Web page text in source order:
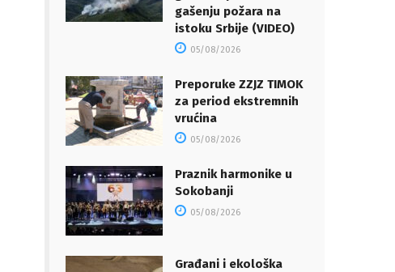
gašenju požara na
istoku Srbije (VIDEO)
05/08/2026
Preporuke ZZJZ TIMOK
za period ekstremnih
vrućina
05/08/2026
Praznik harmonike u
Sokobanji
05/08/2026
Građani i ekološka